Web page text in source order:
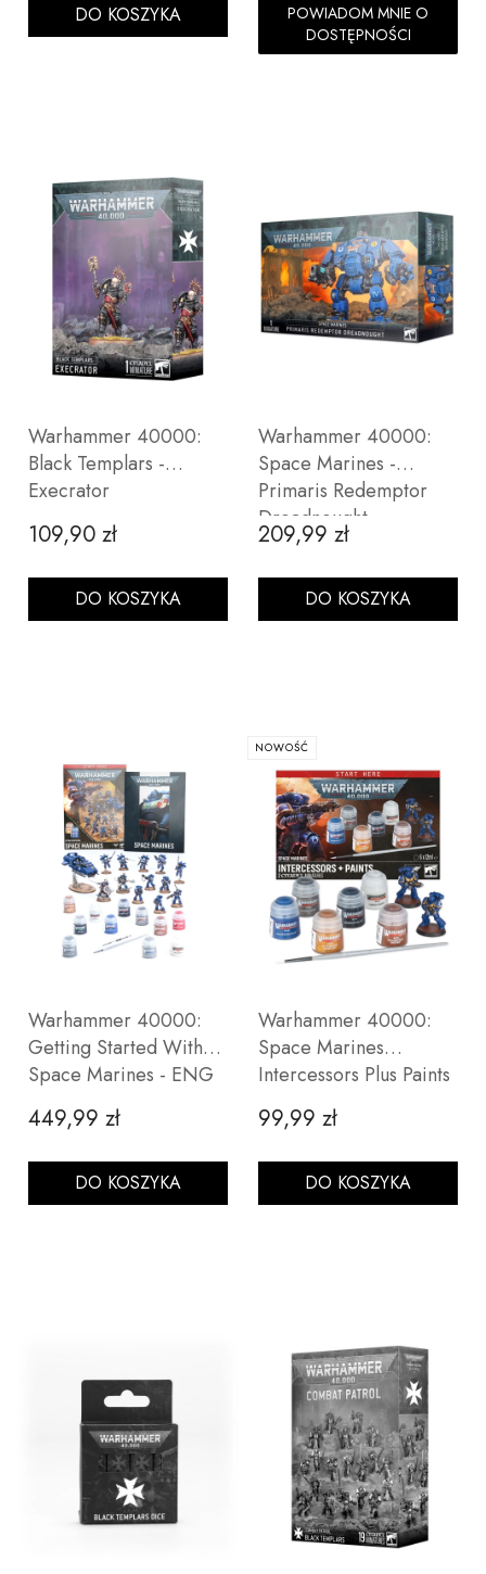
DO KOSZYKA
POWIADOM MNIE O
DOSTĘPNOŚCI
Warhammer 40000:
Black Templars -
Execrator
Cena
109,90 zł
DO KOSZYKA
Warhammer 40000:
Space Marines -
Primaris Redemptor
Dreadnought
Cena
209,99 zł
DO KOSZYKA
Warhammer 40000:
Getting Started With
Space Marines - ENG
Cena
449,99 zł
DO KOSZYKA
NOWOŚĆ
Warhammer 40000:
Space Marines
Intercessors Plus Paints
Cena
99,99 zł
DO KOSZYKA